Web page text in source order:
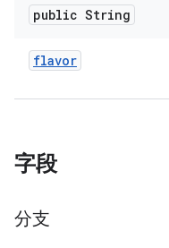
public String
flavor
字段
分支